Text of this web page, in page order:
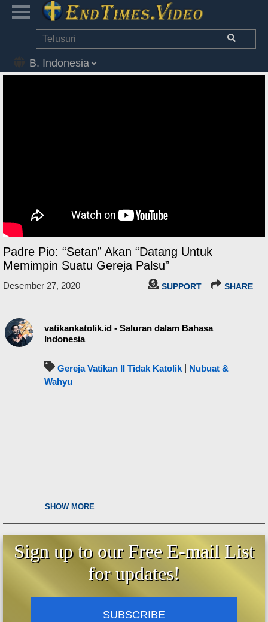
Padre Pio: “Setan” Akan “Datang Untuk
Memimpin Suatu Gereja Palsu”
Desember 27, 2020 SUPPORT SHARE
vatikankatolik.id - Saluran dalam Bahasa
Indonesia
Gereja Vatikan II Tidak Katolik
Nubuat &
Wahyu
SHOW MORE
Sign up to our Free E-mail List
for updates!
SUBSCRIBE